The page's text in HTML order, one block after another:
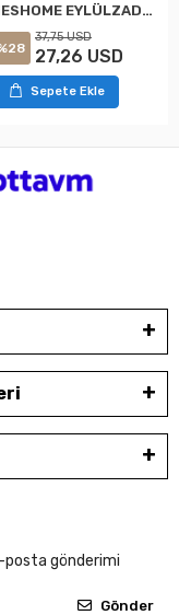
NİVEMESHOME EYLÜLZADE GOLD DETAY 1/3 PİLELİ TÜL PERDE APM
37,75 USD
27,26 USD
Sepete Ekle
posta gönderimi
Gönder